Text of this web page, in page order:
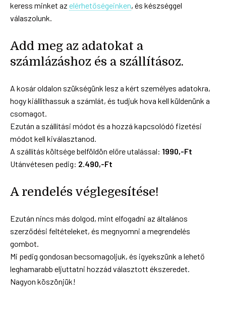
keress minket az elérhetőségeinken, és készséggel
válaszolunk.
Add meg az adatokat a
számlázáshoz és a szállításoz.
A kosár oldalon szükségünk lesz a kért személyes adatokra,
hogy kiállíthassuk a számlát, és tudjuk hova kell küldenünk a
csomagot.
Ezután a szállítási módot és a hozzá kapcsolódó fizetési
módot kell kiválasztanod.
A szállítás költsége belföldön előre utalással: 1990,-Ft
Utánvétesen pedig: 2.490,-Ft
A rendelés véglegesítése!
Ezután nincs más dolgod, mint elfogadni az általános
szerződési feltételeket, és megnyomni a megrendelés
gombot.
Mi pedig gondosan becsomagoljuk, és igyekszünk a lehető
leghamarabb eljuttatni hozzád választott ékszeredet.
Nagyon köszönjük!